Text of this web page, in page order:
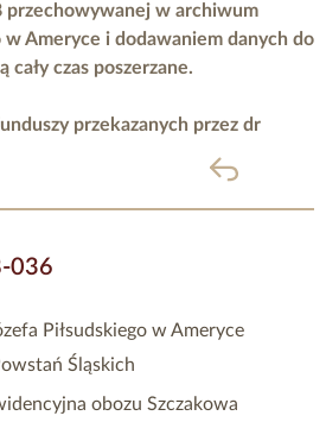
przechowywanej w archiwum
w Ameryce i dodawaniem danych do
cały czas poszerzane.
przekazanych przez dr
powrót
036
Piłsudskiego w Ameryce
Śląskich
obozu Szczakowa